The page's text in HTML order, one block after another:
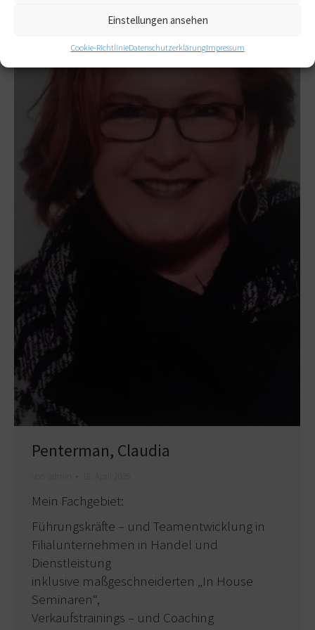
Einstellungen ansehen
Cookie-RichtlinieDatenschutzerklärungImpressum
Penterman, Claudia
Mein Fachgebiet:
Führungskräfte – und Teamentwicklung in
Filialunternehmen in Handel und
Dienstleistung
inklusive maßgeschneiderten „In House
Seminaren“,
Verkaufstrainings – und Coaching